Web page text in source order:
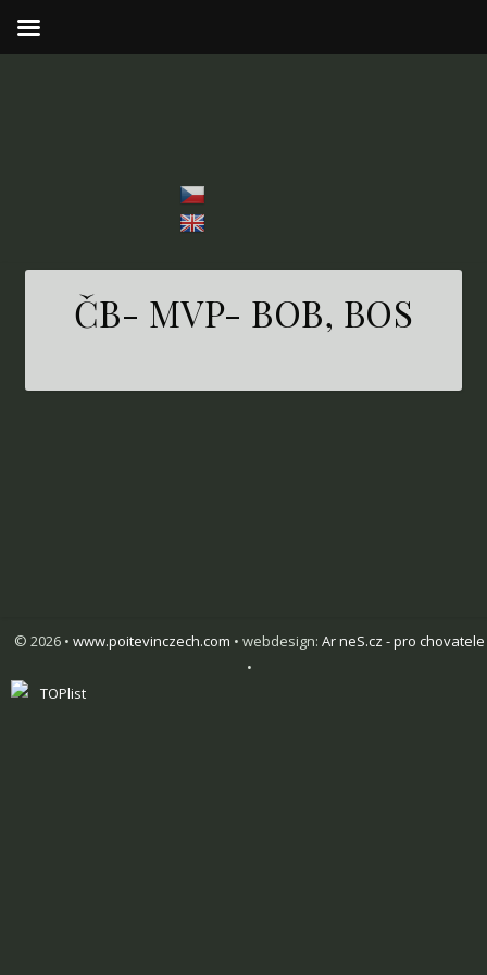
ČB- MVP- BOB, BOS
© 2026 • www.poitevinczech.com • webdesign: Ar neS.cz - pro chovatele
•